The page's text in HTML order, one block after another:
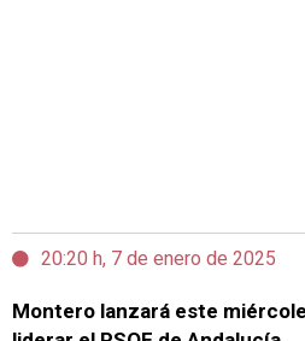
20:20 h, 7 de enero de 2025
Montero lanzará este